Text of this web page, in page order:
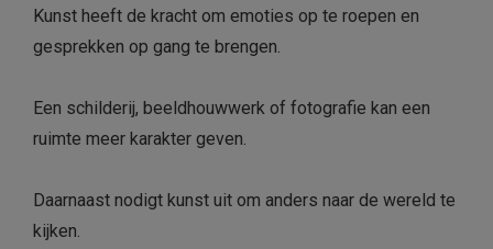
Kunst heeft de kracht om emoties op te roepen en
gesprekken op gang te brengen.
Een schilderij, beeldhouwwerk of fotografie kan een
ruimte meer karakter geven.
Daarnaast nodigt kunst uit om anders naar de wereld te
kijken.